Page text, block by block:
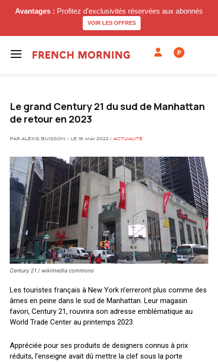
Avantages : Profitez d'exclusivités réservées aux abonnés
VOIR LES OFFRES
P
Le grand Century 21 du sud de Manhattan
de retour en 2023
PAR ALEXIS BUISSON / LE 18 MAI 2022 / ACTUALITÉ
Century 21 / wikimedia commons
Les touristes français à New York n’erreront plus comme des
âmes en peine dans le sud de Manhattan. Leur magasin
favori, Century 21, rouvrira son adresse emblématique au
World Trade Center au printemps 2023.
Appréciée pour ses produits de designers connus à prix
réduits, l’enseigne avait dû mettre la clef sous la porte